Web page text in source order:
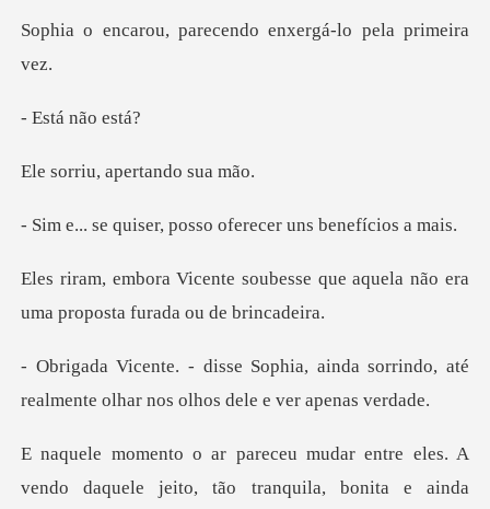
arecendo enxergá-lo
á não
, apertand
r, posso oferecer u
esse que aquela não era
uma pro
ainda sorrindo, até
realmente olhar